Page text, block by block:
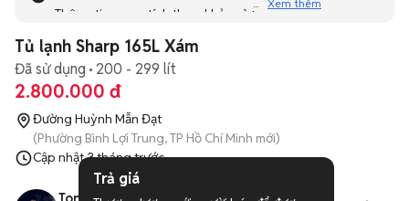
Thông tin mang tính tham khảo và bạn không thể liên hệ
tương tự khác dưới đây nhé!
Xem thêm
Tủ lạnh Sharp 165L Xám
Đã sử dụng 200 - 299 lít
2.800.000 đ
Đường Huỳnh Mẫn Đạt
(Phường Bình Lợi Trung, TP Hồ Chí Minh mới)
Cập nhật3 tháng trước
Trả giá